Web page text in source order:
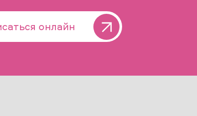
онлайн